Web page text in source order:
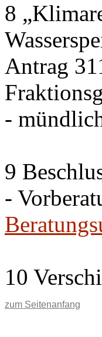
8
Antrag
-
9
-
10
zum Seitenanfang